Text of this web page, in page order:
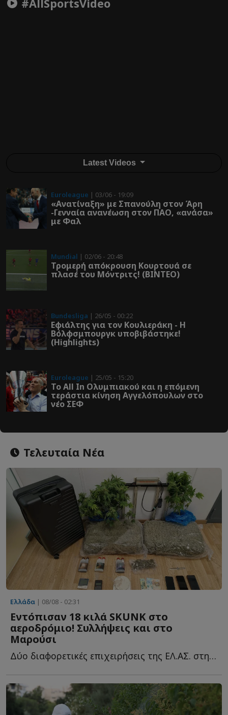
#AllSportsVideo
Latest Videos
Euroleague | 03/06 - 19:09
«Ανατίναξη» με Σπανούλη στον Άρη
-Γενναία ανανέωση στον ΠΑΟ, «ανάσα»
με Φαλ
Mundial | 02/06 - 20:48
Τρομερή απόκρουση Κουρτουά σε
πλασέ του Μόντριτς! (ΒΙΝΤΕΟ)
Bundesliga | 26/05 - 00:22
Εφιάλτης για τον Κουλιεράκη - Η
Βόλφσμπουργκ υποβιβάστηκε!
(Highlights)
Euroleague | 25/05 - 15:20
Το All In Ολυμπιακού και η επόμενη
τεράστια κίνηση Αγγελόπουλων στο
νέο ΣΕΦ
Τελευταία Νέα
Ελλάδα | 08/08 - 02:31
Εντόπισαν 18 κιλά SKUNK στο
αεροδρόμιο! Συλλήψεις και στο
Μαρούσι
Δύο διαφορετικές επιχειρήσεις της ΕΛ.ΑΣ. στην Αττική ο...